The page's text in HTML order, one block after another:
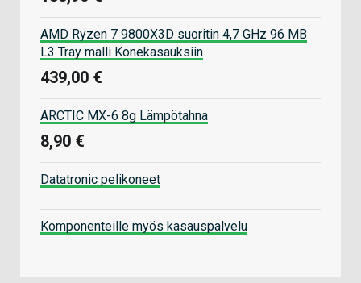
AMD Ryzen 7 9800X3D suoritin 4,7 GHz 96 MB
L3 Tray malli Konekasauksiin
439,00 €
ARCTIC MX-6 8g Lämpötahna
8,90 €
Datatronic pelikoneet
Komponenteille myös kasauspalvelu